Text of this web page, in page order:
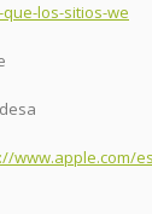
los-sitios-we
www.apple.com/